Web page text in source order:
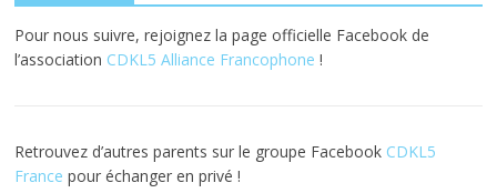
Pour nous suivre, rejoignez la page officielle Facebook de
l’association CDKL5 Alliance Francophone !
Retrouvez d’autres parents sur le groupe Facebook CDKL5
Francepour échanger en privé !